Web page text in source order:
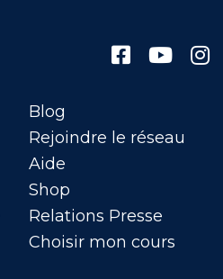
Blog
Rejoindre le réseau
Aide
Shop
Relations Presse
Choisir mon cours